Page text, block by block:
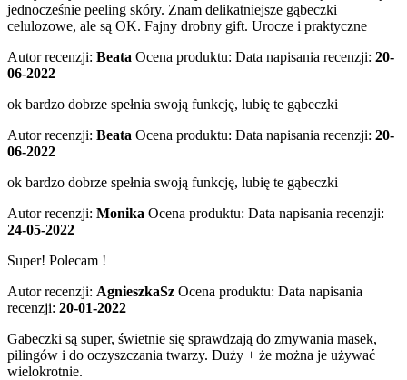
jednocześnie peeling skóry. Znam delikatniejsze gąbeczki
celulozowe, ale są OK. Fajny drobny gift. Urocze i praktyczne
Autor recenzji: Beata Ocena produktu: Data napisania recenzji: 20-
06-2022
ok bardzo dobrze spełnia swoją funkcję, lubię te gąbeczki
Autor recenzji: Beata Ocena produktu: Data napisania recenzji: 20-
06-2022
ok bardzo dobrze spełnia swoją funkcję, lubię te gąbeczki
Autor recenzji: Monika Ocena produktu: Data napisania recenzji:
24-05-2022
Super! Polecam !
Autor recenzji: AgnieszkaSz Ocena produktu: Data napisania
recenzji: 20-01-2022
Gabeczki są super, świetnie się sprawdzają do zmywania masek,
pilingów i do oczyszczania twarzy. Duży + że można je używać
wielokrotnie.